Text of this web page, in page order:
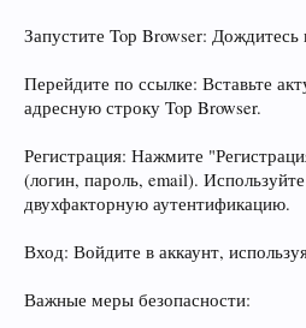
Запустите Toр Browser: Дождитесь
Перейдите по ссылке: Вставьте
адресную строку Toр Browser.
Регистрация: Нажмите
(логин, пароль, email).
двухфакторную аутентификацию.
Вход: Войдите в аккаунт,
Важные меры безопасности: